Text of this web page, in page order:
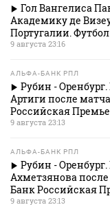
Гол Вангелиса
Академику де
Португалии. Футбол
9 августа 23:16
АЛЬФА-БАНК РПЛ
Рубин -
Артиги после
Российская
9 августа 23:13
АЛЬФА-БАНК РПЛ
Рубин -
Ахметзянова
Банк Российская
9 августа 23:13